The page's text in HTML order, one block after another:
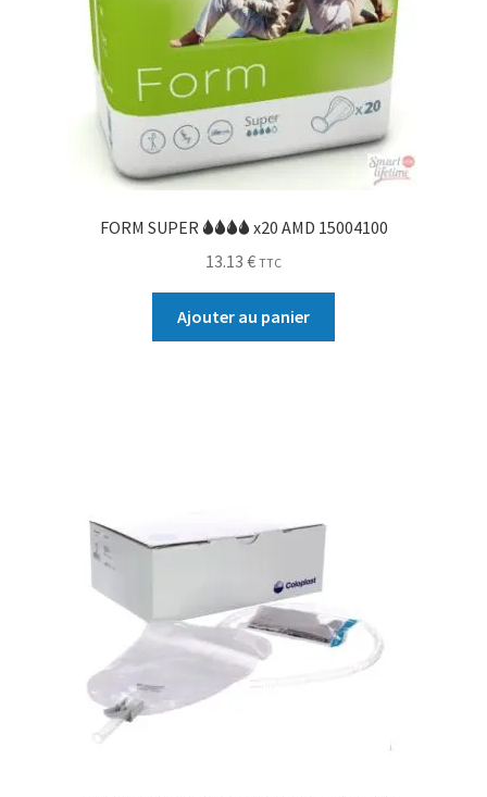
FORM SUPER 🌢🌢🌢🌢 x20 AMD 15004100
13.13 € TTC
Ajouter au panier